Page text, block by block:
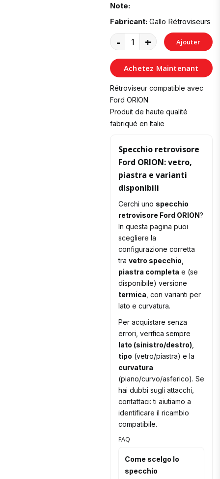
Note:
Fabricant: Gallo Rétroviseurs
- + Ajouter
au
Panier
Achetez Maintenant
Rétroviseur compatible avec
Ford ORION
Produit de haute qualité
fabriqué en Italie
Specchio retrovisore
Ford ORION: vetro,
piastra e varianti
disponibili
Cerchi uno specchio
retrovisore Ford ORION?
In questa pagina puoi
scegliere la
configurazione corretta
tra vetro specchio
piastra completa e (se
disponibile) versione
termica , con varianti per
lato e curvatura.
Per acquistare senza
errori, verifica sempre
lato (sinistro/destro)
tipo (vetro/piastra) e la
curvatura
(piano/curvo/asferico). Se
hai dubbi sugli attacchi,
contattaci: ti aiutiamo a
identificare il ricambio
compatibile.
FAQ
Come scelgo lo
specchio